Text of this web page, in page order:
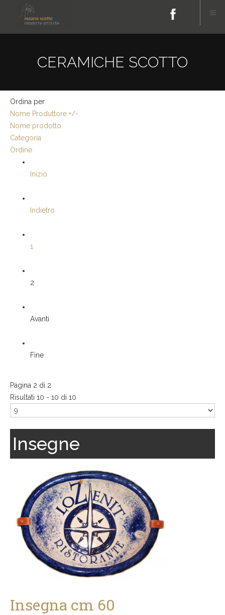
CERAMICHE SCOTTO
Ordina per
Nome Produttore +/-
Nome prodotto
Categoria
Ordine
Inizio
Indietro
1
2
Avanti
Fine
Pagina 2 di 2
Risultati 10 - 10 di 10
Insegne
Insegna cm 60